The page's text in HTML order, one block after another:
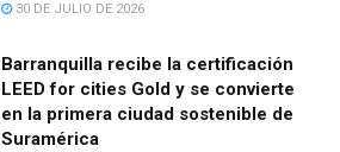
30 DE JULIO DE 2026
Barranquilla recibe la certificación
LEED for cities Gold y se convierte
en la primera ciudad sostenible de
Suramérica